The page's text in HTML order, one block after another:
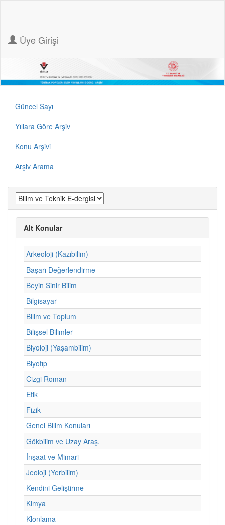
Üye Girişi
Güncel Sayı
Yıllara Göre Arşiv
Konu Arşivi
Arşiv Arama
Alt Konular
Arkeoloji (Kazıbilim)
Başarı Değerlendirme
Beyin Sinir Bilim
Bilgisayar
Bilim ve Toplum
Bilişsel Bilimler
Biyoloji (Yaşambilim)
Biyotıp
Cizgi Roman
Etik
Fizik
Genel Bilim Konuları
Gökbilim ve Uzay Araş.
İnşaat ve Mimari
Jeoloji (Yerbilim)
Kendini Geliştirme
Kimya
Klonlama